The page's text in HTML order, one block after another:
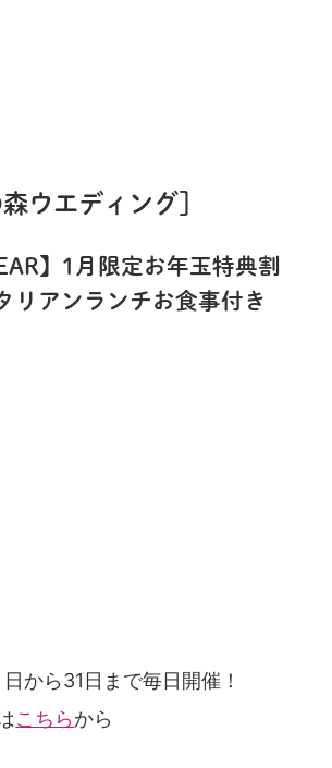
ウエディング］
】1月限定お年玉特典割
リアンランチお食事付き
日から31日まで毎日開催！
こちらから